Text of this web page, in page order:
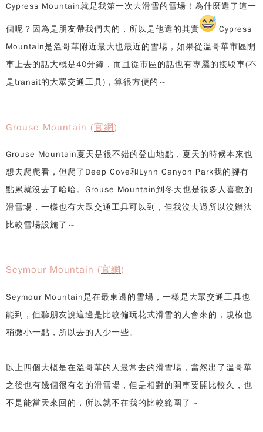
Cypress Mountain就是我第一次去滑雪的雪場！為什麼選了這一
個呢？因為是朋友帶我們去的，所以是他選的其實
Cypress
Mountain是溫哥華附近最大也最近的雪場，如果從溫哥華市區開
車上去的話大概是40分鐘，而且從市區的話也有專屬的接駁車(不
是transit的大眾交通工具)，算很方便的～
Grouse Mountain (官網)
Grouse Mountain夏天是很不錯的登山地點，夏天的時候本來也
想去爬爬看，但爬了Deep Cove和Lynn Canyon Park我的腳有
點累就沒去了哈哈。Grouse Mountain到冬天也是很多人喜歡的
滑雪場，一樣也有大眾交通工具可以到，但我沒去過所以沒辦法
比較雪場設施了～
Seymour Mountain (官網)
Seymour Mountain是在最東邊的雪場，一樣是大眾交通工具也
能到，但聽朋友說這邊是比較偏玩花式滑雪的人會來的，規模也
稍微小一點，所以去的人少一些。
以上四個大概是在溫哥華的人最常去的滑雪場，當然出了溫哥華
之後也有幾個很有名的滑雪場，但是相對的開車要開比較久，也
不是能當天來回的，所以就不在我的比較範圍了～